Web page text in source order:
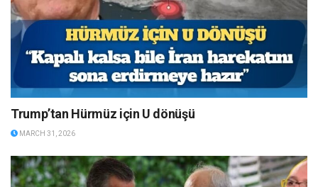
Trump’tan Hürmüz için U dönüşü
MARCH 31, 2026